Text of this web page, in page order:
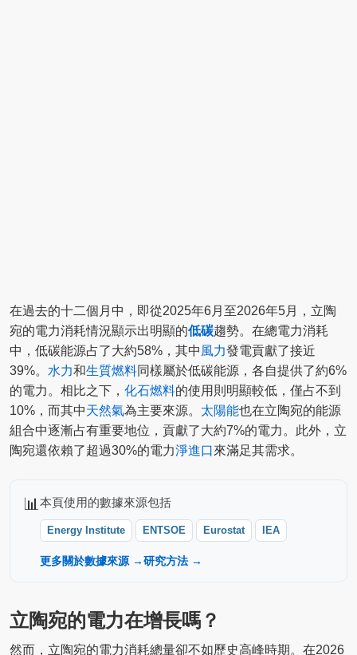
在過去的十二個月中，即從2025年6月至2026年5月，立陶
宛的電力消耗情況顯示出明顯的低碳趨勢。在總電力消耗
中，低碳能源占了大約58%，其中 風力發電貢獻了接近
39%。 水力和生質燃料同樣屬於低碳能源，各自提供了約6%
的電力。相比之下， 化石燃料的使用則明顯較低，僅占不到
10%，而其中天然氣為主要來源。 太陽能也在立陶宛的能源
組合中逐漸占有重要地位，貢獻了大約7%的電力。此外，立
陶宛還依賴了超過30%的電力淨進口來滿足其需求。
📊 本頁使用的數據來源包括
Energy Institute ENTSOE Eurostat IEA
更多關於數據來源 →研究方法 →
立陶宛的電力在增長嗎？
然而，立陶宛的電力消耗總量卻不如歷史高峰時期。在2026